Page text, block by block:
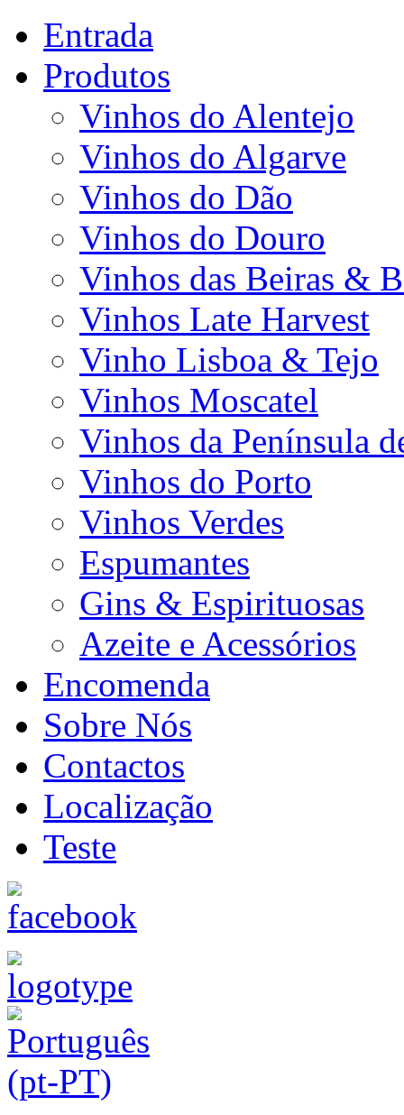
Entrada
Produtos
Vinhos do Alentejo
Vinhos do Algarve
Vinhos do Dão
Vinhos do Douro
Vinhos das Beiras &
Vinhos Late Harvest
Vinho Lisboa & Tejo
Vinhos Moscatel
Vinhos da Península
Vinhos do Porto
Vinhos Verdes
Espumantes
Gins & Espirituosas
Azeite e Acessórios
Encomenda
Sobre Nós
Contactos
Localização
Teste